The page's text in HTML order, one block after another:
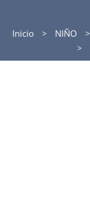
Inicio NIÑO